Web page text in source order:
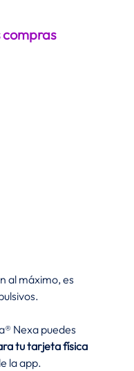
compras
al máximo, es
Nexa puedes
tu tarjeta física
la app.